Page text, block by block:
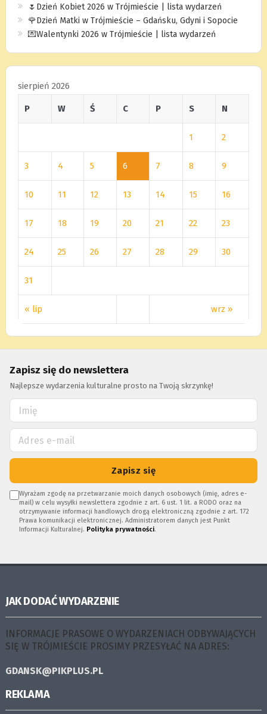
🌷Dzień Kobiet 2026 w Trójmieście | lista wydarzeń
🌹Dzień Matki w Trójmieście – Gdańsku, Gdyni i Sopocie
💌Walentynki 2026 w Trójmieście | lista wydarzeń
sierpień 2026
P W Ś C P S N
« lip wrz »
1 2
3 4 5 6 7 8 9
10 11 12 13 14 15 16
17 18 19 20 21 22 23
24 25 26 27 28 29 30
31
Zapisz się do newslettera
Najlepsze wydarzenia kulturalne prosto na Twoją skrzynkę!
Zapisz się
Wyrażam zgodę na przetwarzanie moich danych osobowych (imię, adres e-
mail) w celu wysyłki newslettera zgodnie z art. 6 ust. 1 lit. a RODO oraz na
otrzymywanie informacji handlowych drogą elektroniczną zgodnie z art. 172
Prawa komunikacji elektronicznej. Administratorem danych jest Punkt
Informacji Kulturalnej. Polityka prywatności.
JAK DODAĆ WYDARZENIE
INFORMACJE PRASOWE O WYDARZENIACH ODBYWAJĄCYCH
SIĘ W TRÓJMIEŚCIE PROSIMY PRZESYŁAĆ NA ADRES:
GDANSK@PIKPLUS.PL
REKLAMA